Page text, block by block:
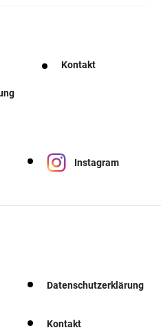
Kontakt
Instagram
Datenschutzerklärung
Kontakt